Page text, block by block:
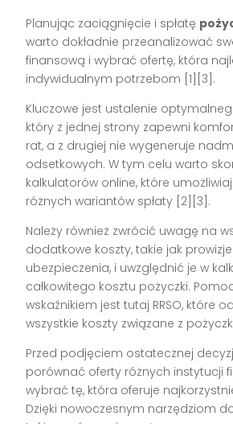
Planując zaciągnięcie i spłatę
warto dokładnie przeanalizować
finansową i wybrać ofertę, która
indywidualnym potrzebom [1][3].
Kluczowe jest ustalenie
który z jednej strony zapewni
rat, a z drugiej nie wygeneruje
odsetkowych. W tym celu warto
kalkulatorów online, które
różnych wariantów spłaty [2][3].
Należy również zwrócić uwagę na
dodatkowe koszty, takie jak
ubezpieczenia, i uwzględnić je w
całkowitego kosztu pożyczki.
wskaźnikiem jest tutaj RRSO, które
wszystkie koszty związane z
Przed podjęciem ostatecznej
porównać oferty różnych instytucji
wybrać tę, która oferuje
Dzięki nowoczesnym narzędziom